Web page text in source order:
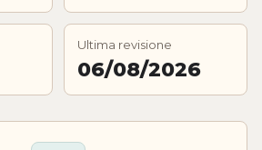
Ultima revisione
06/08/2026